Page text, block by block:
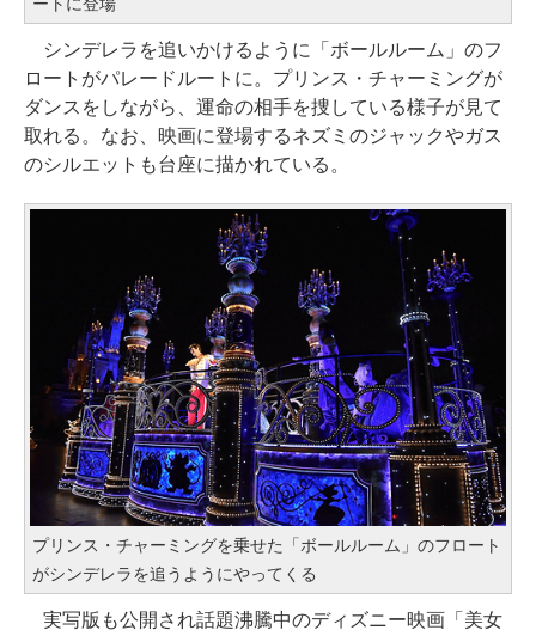
シンデレラを追いかけるように「ボールルーム」のフ
ロートがパレードルートに。プリンス・チャーミングが
ダンスをしながら、運命の相手を捜している様子が見て
取れる。なお、映画に登場するネズミのジャックやガス
のシルエットも台座に描かれている。
プリンス・チャーミングを乗せた「ボールルーム」のフロート
がシンデレラを追うようにやってくる
実写版も公開され話題沸騰中のディズニー映画「美女